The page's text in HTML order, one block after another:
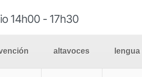
14h00 - 17h30
altavoces lengua